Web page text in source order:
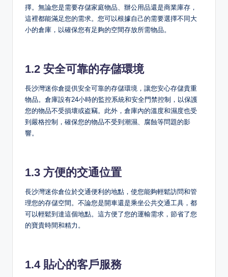
擇。無論您是需要存儲家庭物品、辦公用品還是商業庫存，
這裡都能滿足您的需求。您可以根據自己的需要選擇不同大
小的倉庫，以確保您有足夠的空間存放所需物品。
1.2 安全可靠的存儲環境
長沙灣迷你倉提供安全可靠的存儲環境，讓您安心存儲貴重
物品。倉庫設有24小時的監控系統和安全門禁控制，以保護
您的物品不受損壞或盗竊。此外，倉庫內的溫度和濕度也受
到嚴格控制，確保您的物品不受到潮濕、腐蝕等問題的影
響。
1.3 方便的交通位置
長沙灣迷你倉位於交通便利的地點，使您能夠輕鬆訪問和管
理您的存儲空間。不論您是開車還是乘坐公共交通工具，都
可以輕鬆到達這個地點。這方便了您的運輸需求，節省了您
的寶貴時間和精力。
1.4 貼心的客戶服務